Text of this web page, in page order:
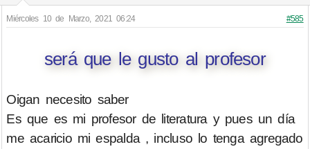
Miércoles 10 de Marzo, 2021 06:24 #585
será que le gusto al profesor
Oigan necesito saber
Es que es mi profesor de literatura y pues un día
me acaricio mi espalda , incluso lo tenga agregado